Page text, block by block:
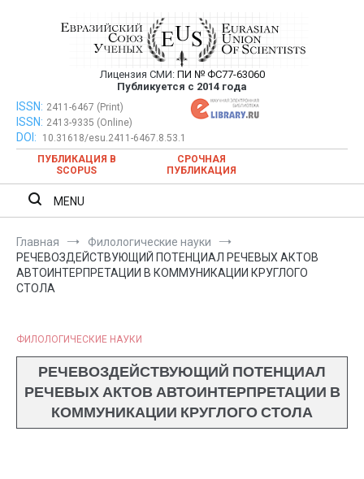
Евразийский Союз Ученых —
публикация научных статей в
ежемесячном научном журнале
Лицензия СМИ: ПИ № ФС77-63060
Публикуется с 2014 года
Евразийский Союз Ученых — публикация научных статей в
ежемесячном научном журнале
ISSN: 2411-6467 (Print)
ISSN: 2413-9335 (Online)
DOI:
10.31618/esu.2411-6467.8.53.1
ПУБЛИКАЦИЯ В
SCOPUS
СРОЧНАЯ
ПУБЛИКАЦИЯ
MENU
Главная
Филологические науки
РЕЧЕВОЗДЕЙСТВУЮЩИЙ ПОТЕНЦИАЛ РЕЧЕВЫХ АКТОВ
АВТОИНТЕРПРЕТАЦИИ В КОММУНИКАЦИИ КРУГЛОГО
СТОЛА
ФИЛОЛОГИЧЕСКИЕ НАУКИ
РЕЧЕВОЗДЕЙСТВУЮЩИЙ ПОТЕНЦИАЛ
РЕЧЕВЫХ АКТОВ АВТОИНТЕРПРЕТАЦИИ В
КОММУНИКАЦИИ КРУГЛОГО СТОЛА